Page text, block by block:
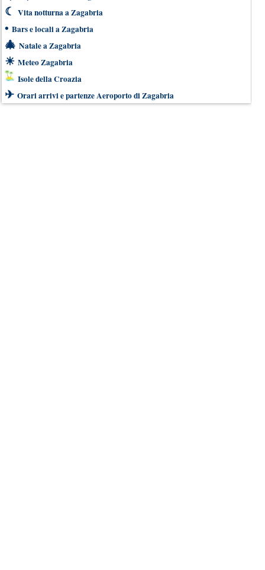
☾ Vita notturna a Zagabria
• Bars e locali a Zagabria
🎄 Natale a Zagabria
☀ Meteo Zagabria
Isole della Croazia
✈ Orari arrivi e partenze Aeroporto di Zagabria